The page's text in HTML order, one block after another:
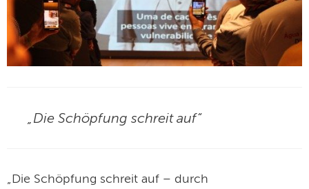
„Die Schöpfung schreit auf“
„Die Schöpfung schreit auf – durch